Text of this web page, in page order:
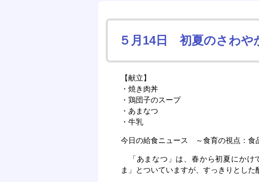
５月14日 初夏のさわや
【献立】
・焼き肉丼
・鶏団子のスープ
・あまなつ
・牛乳
今日の給食ニュース ～食育の視点：食
「あまなつ」は、春から初夏にかけ
ま」とついていますが、すっきりとした